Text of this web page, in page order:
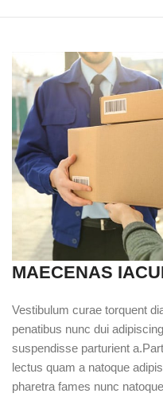
MAECENAS
Vestibulum curae torquent
penatibus nunc dui
suspendisse parturient
lectus quam a natoque
pharetra fames nunc